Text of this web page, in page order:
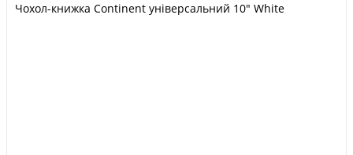
Чохол-книжка Continent універсальний 10" White